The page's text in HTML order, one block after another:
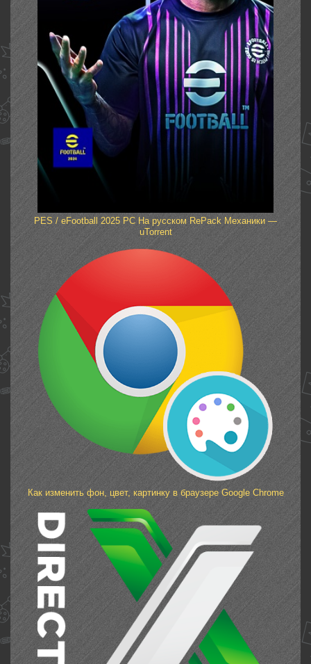
PES / eFootball 2025 PC На русском RePack Механики —
uTorrent
Как изменить фон, цвет, картинку в браузере Google Chrome